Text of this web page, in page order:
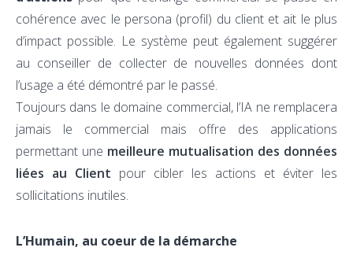
cohérence avec le persona (profil) du client et ait le plus
d’impact possible. Le système peut également suggérer
au conseiller de collecter de nouvelles données dont
l’usage a été démontré par le passé.
Toujours dans le domaine commercial, l’IA ne remplacera
jamais le commercial mais offre des applications
permettant une meilleure mutualisation des données
liées au Client pour cibler les actions et éviter les
sollicitations inutiles.
L’Humain, au coeur de la démarche